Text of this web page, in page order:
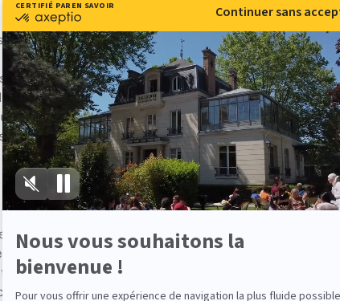
sous les organes digestifs et le cœur, se
garantit la ventilation et l’oxygénation du corps
de conscience du « moi »), un petit enfant remplit
même manière. Se va-et-vient ample, spontané et
cette énergie vitale qui circule (le Qi en Chine, Chi
La méditation, le yoga et lasophrologie
mieux vaut démarrer une séance en
vers l’intérieur. Bouche fermée, on inspire par
secondes puis expirez par la bouche sur 8 temps
comme un ballon de baudruche qui se
plusieurs fois par jour. Et dès l’apparition de la